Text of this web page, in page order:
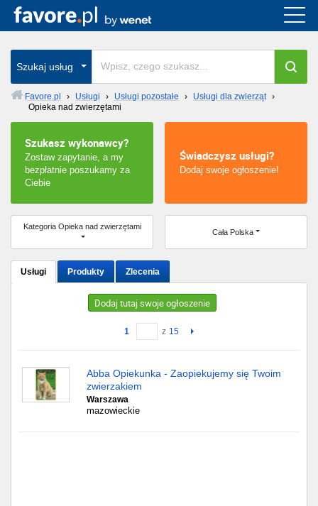
Szukaj usług
Favore.pl › Usługi › Usługi pozostałe › Usługi dla zwierząt ›
Opieka nad zwierzętami
Szukasz wykonawcy?
Zostaw zapytanie, a my
bezpłatnie poszukamy za
Ciebie
Świadczysz usługi?
Dodaj swoje ogłoszenie!
Kategoria Opieka nad zwierzętami
Cała Polska
Usługi Produkty Zlecenia
Dodaj tutaj swoje ogłoszenie
1 z 15
Abba Opiekunka - Zaopiekujemy się Twoim
zwierzakiem
Warszawa
mazowieckie
Cała Polska
wszystkie w całym kraju
Wrocław
Kraków
Poznań
Łódź
Katowice
Chorzów